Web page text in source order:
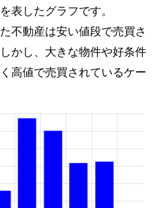
円 愛宕橋
円 愛宕橋
徒
円 愛宕橋
円 長町一丁目
円 仙台
表したグラフです。
不動産は安い値段で売買さ
かし、大きな物件や好条件
高値で売買されているケー